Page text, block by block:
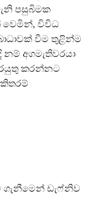
පසුබිමක
වෙමින්, විවිධ
වීම තුළින්ම
නම් අගමැතිවරයා
කරන්නට
ගැනීමෙන් ඩැෆ්නිව